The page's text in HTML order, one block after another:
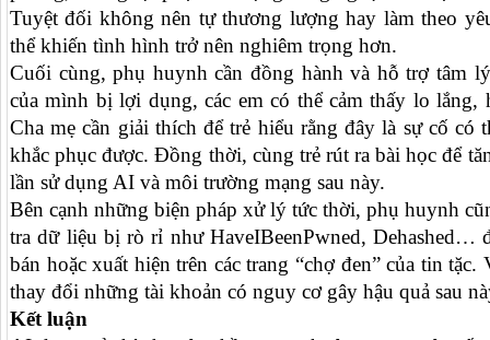
Tuyệt đối không nên tự thương lượng hay làm theo
thể khiến tình hình trở nên nghiêm trọng hơn.
Cuối cùng, phụ huynh cần đồng hành và hỗ trợ tâm
của mình bị lợi dụng, các em có thể cảm thấy lo lắng,
Cha mẹ cần giải thích để trẻ hiểu rằng đây là sự cố
khắc phục được. Đồng thời, cùng trẻ rút ra bài học để
lần sử dụng AI và môi trường mạng sau này.
Bên cạnh những biện pháp xử lý tức thời, phụ huynh
tra dữ liệu bị rò rỉ như HaveIBeenPwned, Dehashed…
bán hoặc xuất hiện trên các trang “chợ đen” của tin
thay đổi những tài khoản có nguy cơ gây hậu quả sau
Kết luận